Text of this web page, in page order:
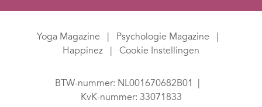
Yoga Magazine
Psychologie Magazine
Happinez
Cookie Instellingen
BTW-nummer: NL001670682B01
KvK-nummer: 33071833